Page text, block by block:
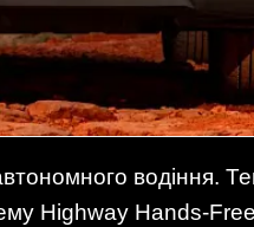
водіння.
Highway Hands-Free